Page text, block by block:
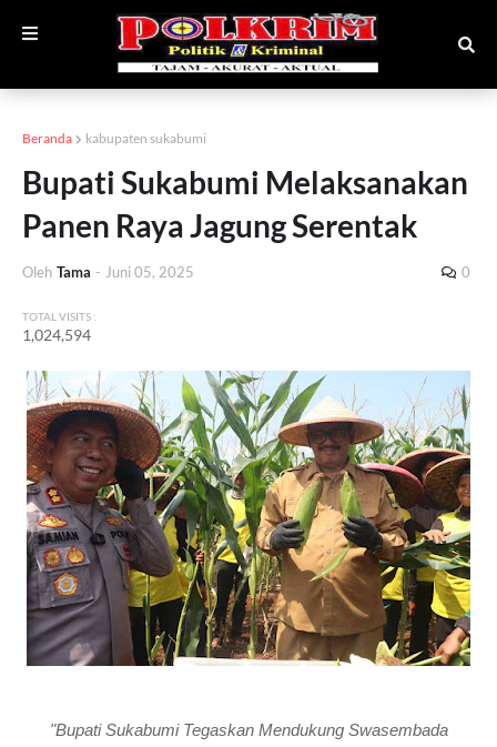
Beranda kabupaten sukabumi
Bupati Sukabumi Melaksanakan
Panen Raya Jagung Serentak
Oleh Tama - Juni 05, 2025 0
TOTAL VISITS :
1,024,594
"Bupati Sukabumi Tegaskan Mendukung Swasembada